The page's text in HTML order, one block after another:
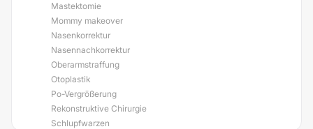
Mastektomie
Mommy makeover
Nasenkorrektur
Nasennachkorrektur
Oberarmstraffung
Otoplastik
Po-Vergrößerung
Rekonstruktive Chirurgie
Schlupfwarzen